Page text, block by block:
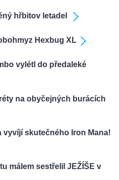
hřbitov letadel
Hexbug XL
vylétl do předaleké
na obyčejných burácích
vyvíjí skutečného Iron Mana!
málem sestřelil JEŽÍŠE v